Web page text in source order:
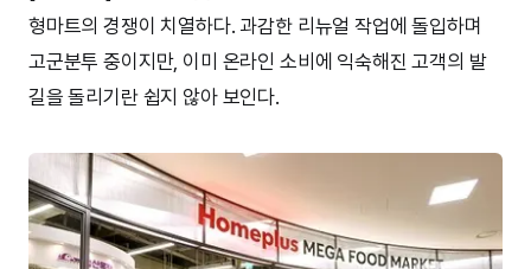
형마트의 경쟁이 치열하다. 과감한 리뉴얼 작업에 돌입하며
고군분투 중이지만, 이미 온라인 소비에 익숙해진 고객의 발
길을 돌리기란 쉽지 않아 보인다.